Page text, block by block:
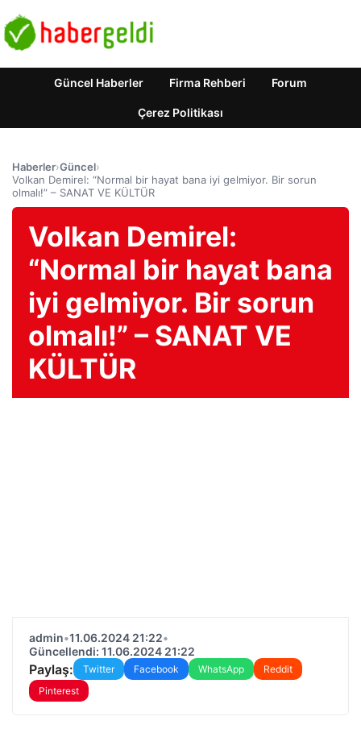
Güncel Haberler Firma Rehberi Forum
Çerez Politikası
Haberler›Güncel›
Volkan Demirel: “Normal bir hayat bana iyi gelmiyor. Bir sorun
olmalı!” – SANAT VE KÜLTÜR
Volkan Demirel:
“Normal bir hayat bana
iyi gelmiyor. Bir sorun
olmalı!” – SANAT VE
KÜLTÜR
admin•11.06.2024 21:22•
Güncellendi: 11.06.2024 21:22
Paylaş: Twitter Facebook WhatsApp
Reddit
Pinterest